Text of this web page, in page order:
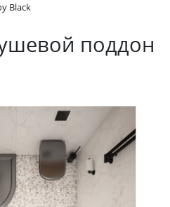
Black
поддон